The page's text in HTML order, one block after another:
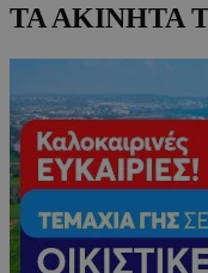
ΤΑ ΑΚΙΝΗΤΑ